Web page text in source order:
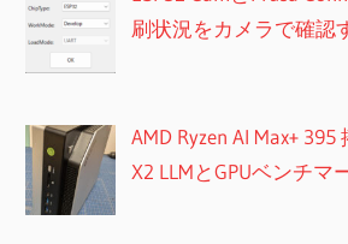
刷状況をカメラで確認
AMD Ryzen AI Max+ 395
X2 LLMとGPUベンチマ